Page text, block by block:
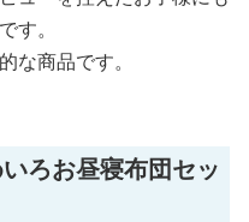
す。
な商品です。
ろお昼寝布団セッ